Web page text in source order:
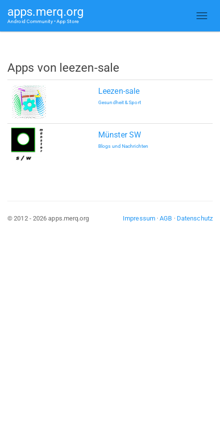
apps.merq.org
Android Community • App Store
Apps von leezen-sale
Leezen-sale
Gesundheit & Sport
Münster SW
Blogs und Nachrichten
Impressum·AGB · Datenschutz
© 2012 - 2026 apps.merq.org